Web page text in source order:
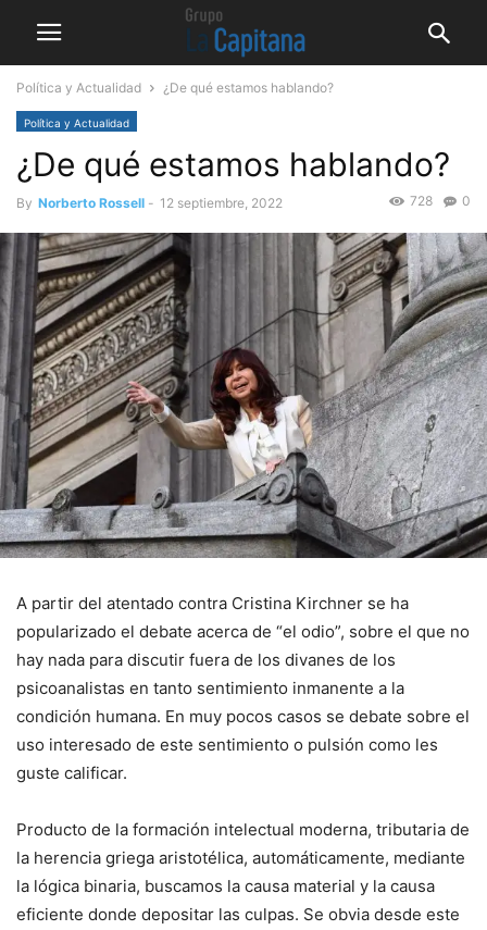
Política y Actualidad ¿De qué estamos hablando?
Política y Actualidad
¿De qué estamos hablando?
By Norberto Rossell - 12 septiembre, 2022 0
728
A partir del atentado contra Cristina Kirchner se ha
popularizado el debate acerca de “el odio”, sobre el que no
hay nada para discutir fuera de los divanes de los
psicoanalistas en tanto sentimiento inmanente a la
condición humana. En muy pocos casos se debate sobre el
uso interesado de este sentimiento o pulsión como les
guste calificar.
Producto de la formación intelectual moderna, tributaria de
la herencia griega aristotélica, automáticamente, mediante
la lógica binaria, buscamos la causa material y la causa
eficiente donde depositar las culpas. Se obvia desde este